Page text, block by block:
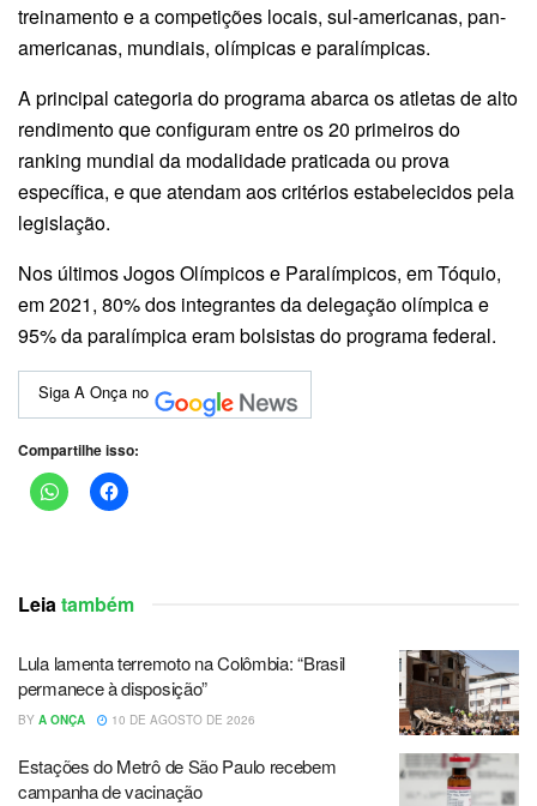
treinamento e a competições locais, sul-americanas, pan-
americanas, mundiais, olímpicas e paralímpicas.
A principal categoria do programa abarca os atletas de alto
rendimento que configuram entre os 20 primeiros do
ranking mundial da modalidade praticada ou prova
específica, e que atendam aos critérios estabelecidos pela
legislação.
Nos últimos Jogos Olímpicos e Paralímpicos, em Tóquio,
em 2021, 80% dos integrantes da delegação olímpica e
95% da paralímpica eram bolsistas do programa federal.
Siga A Onça no
Compartilhe isso:
Leia também
Lula lamenta terremoto na Colômbia: “Brasil
permanece à disposição”
BY A ONÇA 10 DE AGOSTO DE 2026
Estações do Metrô de São Paulo recebem
campanha de vacinação